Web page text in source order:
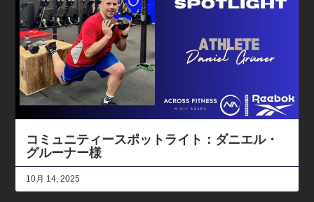
コミュニティースポットライト：ダニエル・
グルーナー様
10月 14, 2025